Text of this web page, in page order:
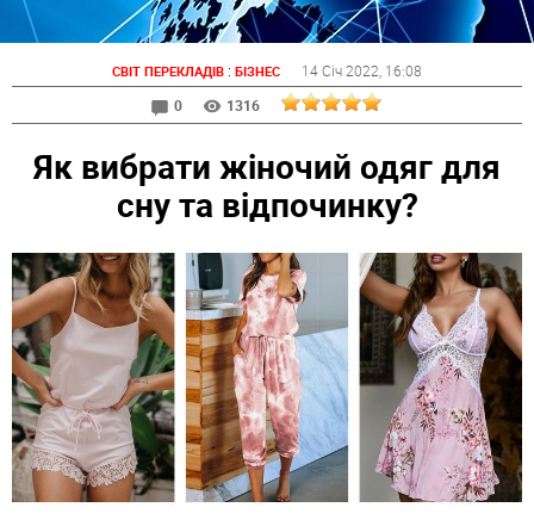
СВІТ ПЕРЕКЛАДІВ : БІЗНЕС 14 Січ 2022 , 16:08
0
1316
Як вибрати жіночий одяг для
сну та відпочинку?